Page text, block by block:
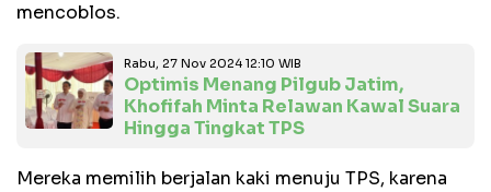
mencoblos.
Rabu, 27 Nov 2024 12:10 WIB
Optimis Menang Pilgub Jatim,
Khofifah Minta Relawan Kawal Suara
Hingga Tingkat TPS
Mereka memilih berjalan kaki menuju TPS, karena